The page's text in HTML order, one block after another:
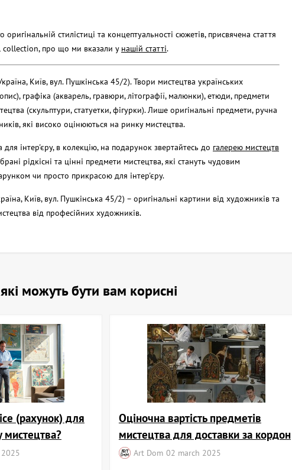
стилістиці та концептуальності сюжетів, присвячена стаття
collection, про що ми вказали у нашій статті.
Київ, вул. Пушкінська 45/2). Твори мистецтва українських
графіка (акварель, гравюри, літографії, малюнки), етюди, предмети
(скульптури, статуетки, фігурки). Лише оригінальні предмети, ручна
які високо оцінюються на ринку мистецтва.
інтер'єру, в колекцію, на подарунок звертайтесь до галерею мистецтв
рідкісні та цінні предмети мистецтва, які стануть чудовим
чи просто прикрасою для інтер'єру.
Київ, вул. Пушкінська 45/2) – оригінальні картини від художників та
від професійних художників.
можуть бути вам корисні
(рахунок) для
мистецтва?
Оціночна вартість предметів
мистецтва для доставки за кордон
Art Dom 02 march 2025